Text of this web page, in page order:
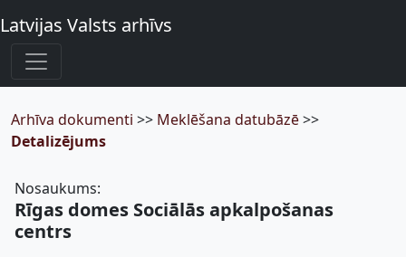
Latvijas Valsts arhīvs
Arhīva dokumenti >> Meklēšana datubāzē>>
Detalizējums
Nosaukums:
Rīgas domes Sociālās apkalpošanas
centrs